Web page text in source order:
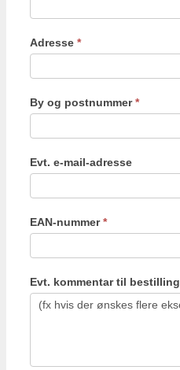
Adresse *
By og postnummer*
Evt. e-mail-adresse
EAN-nummer*
Evt. kommentar til bestilling